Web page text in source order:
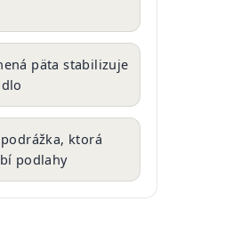
päta stabilizuje
ktorá
podlahy